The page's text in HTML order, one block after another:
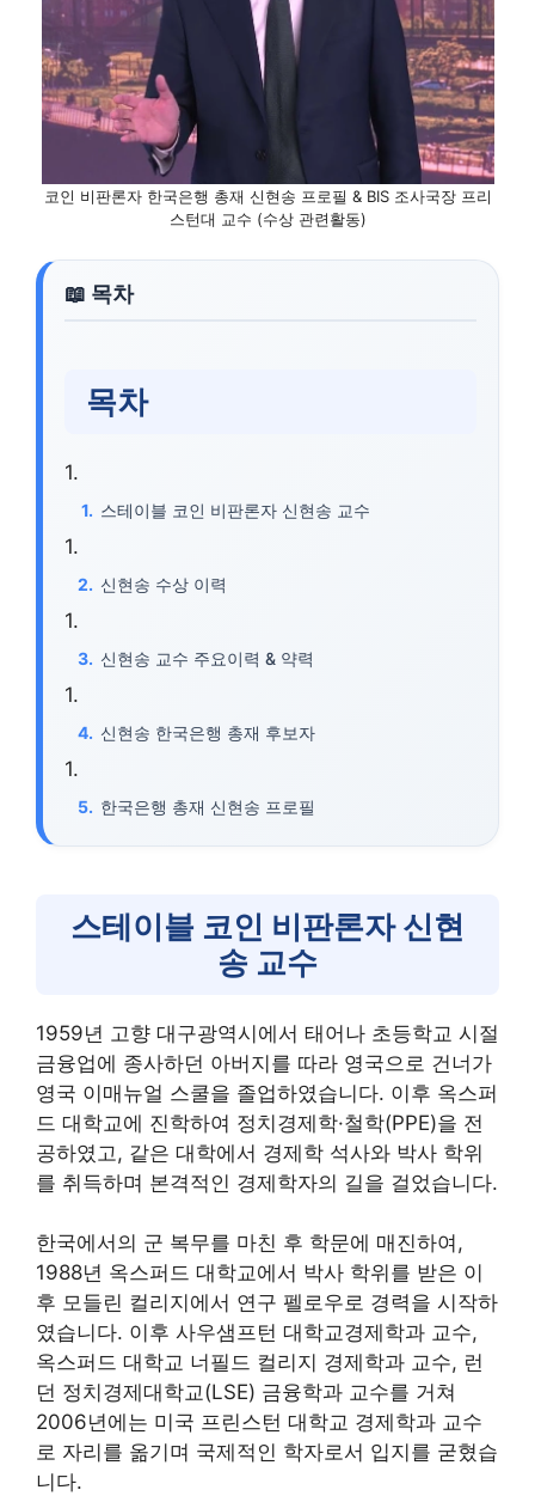
코인 비판론자 한국은행 총재 신현송 프로필 & BIS 조사국장 프리
스턴대 교수 (수상 관련활동)
목차
스테이블 코인 비판론자 신현송 교수
신현송 수상 이력
신현송 교수 주요이력 & 약력
신현송 한국은행 총재 후보자
한국은행 총재 신현송 프로필
스테이블 코인 비판론자 신현
송 교수
1959년 고향 대구광역시에서 태어나 초등학교 시절
금융업에 종사하던 아버지를 따라 영국으로 건너가
영국 이매뉴얼 스쿨을 졸업하였습니다. 이후 옥스퍼
드 대학교에 진학하여 정치경제학·철학(PPE)을 전
공하였고, 같은 대학에서 경제학 석사와 박사 학위
를 취득하며 본격적인 경제학자의 길을 걸었습니다.
한국에서의 군 복무를 마친 후 학문에 매진하여,
1988년 옥스퍼드 대학교에서 박사 학위를 받은 이
후 모들린 컬리지에서 연구 펠로우로 경력을 시작하
였습니다. 이후 사우샘프턴 대학교경제학과 교수,
옥스퍼드 대학교 너필드 컬리지 경제학과 교수, 런
던 정치경제대학교(LSE) 금융학과 교수를 거쳐
2006년에는 미국 프린스턴 대학교 경제학과 교수
로 자리를 옮기며 국제적인 학자로서 입지를 굳혔습
니다.